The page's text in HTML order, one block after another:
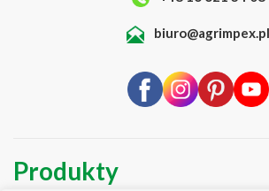
biuro@agrimpex.pl
Produkty